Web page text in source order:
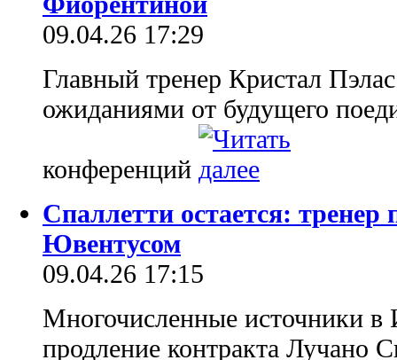
09.04.26 17:29
Главный тренер Кристал
ожиданиями от будущего
конференций
Cпаллетти остается: тренер
Ювентусом
09.04.26 17:15
Многочисленные источники в
продление контракта Лучано